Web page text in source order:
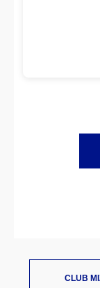
CLUB